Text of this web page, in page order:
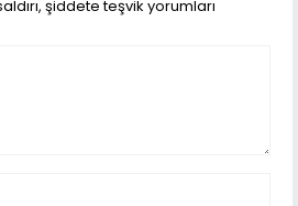
şiddete teşvik yorumları